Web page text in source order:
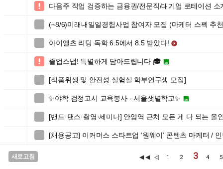
 다음주 직업 검증하는 금융권/전문직/대기업 로테이션 소
(~8/6)미래내일일경험사업 참여자 모집 (마케터 스펙 추
아이엘츠 리딩 독학 6.5에서 8.5 받았다! 
 졸업스냅! 특별하게 담아드립니다 🎓 
[식품위생 및 안전성 실험실 학부연구생 모집]
✨야학 검정고시 교육봉사 - 서울샛별학교✨ 
[밴드·댄스·촬영·세미나] 안암역 근처 모든 게 다 되는 올
[채용공고] 이커머스 스타트업 ‘원웨이’ 콘텐츠 마케터 /
새로고침 ◀◀ ◁ 1 2 3 4